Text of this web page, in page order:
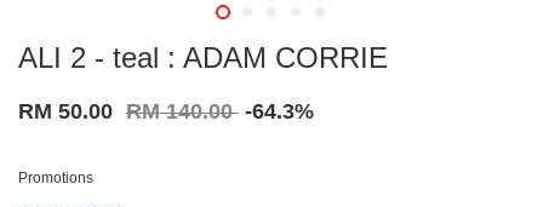
ALI 2 - teal : ADAM CORRIE
RM 50.00 RM 140.00 -64.3%
Promotions